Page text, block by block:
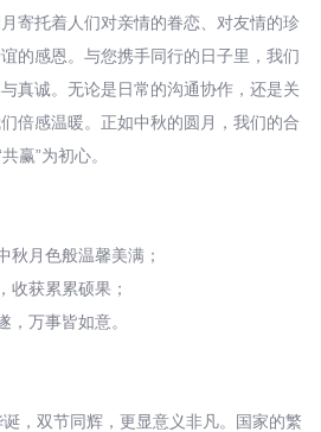
寄托着人们对亲情的眷恋、对友情的珍
的感恩。与您携手同行的日子里，我们
真诚。无论是日常的沟通协作，还是关
倍感温暖。正如中秋的圆月，我们的合
赢”为初心。
秋月色般温馨美满；
收获累累硕果；
，万事皆如意。
，双节同辉，更显意义非凡。国家的繁